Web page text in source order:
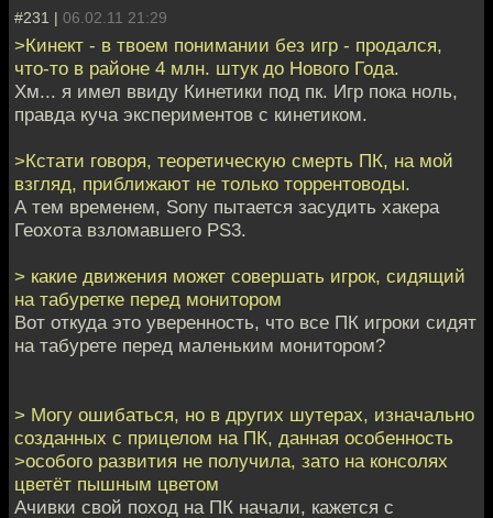
#231 | 06.02.11 21:29
>Кинект - в твоем понимании без игр - продался,
что-то в районе 4 млн. штук до Нового Года.
Хм... я имел ввиду Кинетики под пк. Игр пока ноль,
правда куча экспериментов с кинетиком.
>Кстати говоря, теоретическую смерть ПК, на мой
взгляд, приближают не только торрентоводы.
А тем временем, Sony пытается засудить хакера
Геохота взломавшего PS3.
> какие движения может совершать игрок, сидящий
на табуретке перед монитором
Вот откуда это уверенность, что все ПК игроки сидят
на табурете перед маленьким монитором?
> Могу ошибаться, но в других шутерах, изначально
созданных с прицелом на ПК, данная особенность
>особого развития не получила, зато на консолях
цветёт пышным цветом
Ачивки свой поход на ПК начали, кажется с